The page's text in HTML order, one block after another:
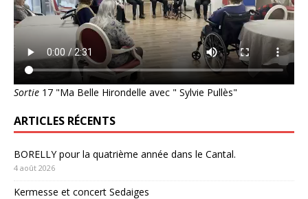
Sortie 17 "Ma Belle Hirondelle avec " Sylvie Pullès"
ARTICLES RÉCENTS
BORELLY pour la quatrième année dans le Cantal.
4 août 2026
Kermesse et concert Sedaiges